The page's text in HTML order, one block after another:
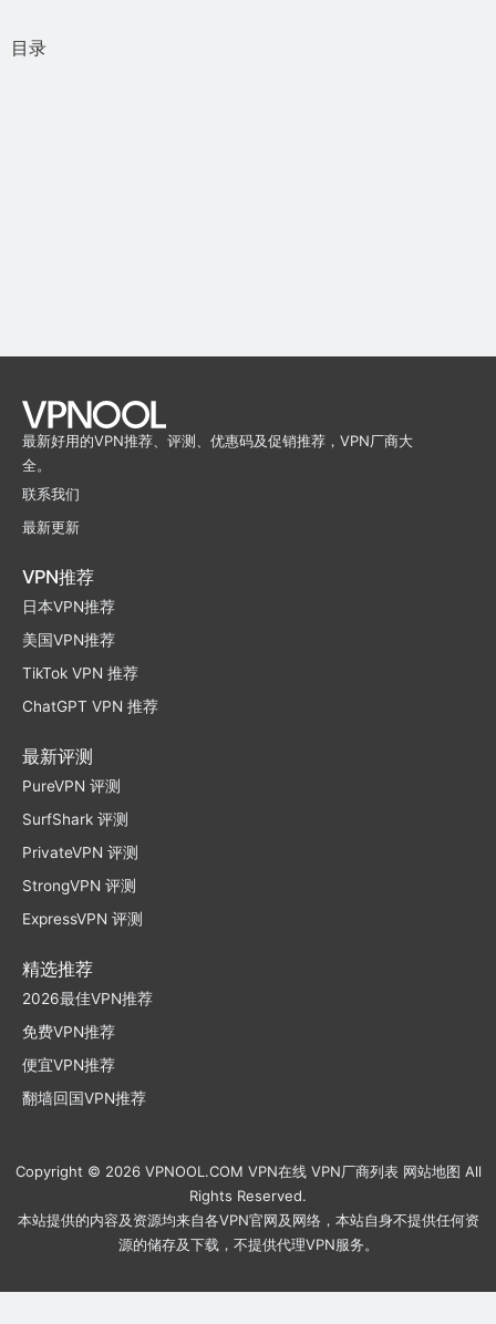
目录
最新好用的VPN推荐、评测、优惠码及促销推荐，VPN厂商大
全。
联系我们
最新更新
VPN推荐
日本VPN推荐
美国VPN推荐
TikTok VPN 推荐
ChatGPT VPN 推荐
最新评测
PureVPN 评测
SurfShark 评测
PrivateVPN 评测
StrongVPN 评测
ExpressVPN 评测
精选推荐
2026最佳VPN推荐
免费VPN推荐
便宜VPN推荐
翻墙回国VPN推荐
Copyright © 2026 VPNOOL.COM VPN在线 VPN厂商列表 网站地图 All
Rights Reserved.
本站提供的内容及资源均来自各VPN官网及网络，本站自身不提供任何资
源的储存及下载，不提供代理VPN服务。